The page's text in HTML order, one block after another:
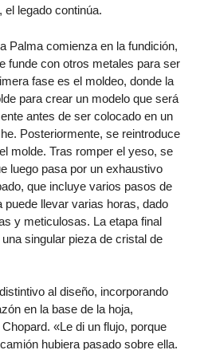
legado continúa.
Palma comienza en la fundición,
funde con otros metales para ser
fase es el moldeo, donde la
para crear un modelo que será
antes de ser colocado en un
Posteriormente, se reintroduce
molde. Tras romper el yeso, se
luego pasa por un exhaustivo
que incluye varios pasos de
puede llevar varias horas, dado
y meticulosas. La etapa final
singular pieza de cristal de
al diseño, incorporando
en la base de la hoja,
«Le di un flujo, porque
hubiera pasado sobre ella.